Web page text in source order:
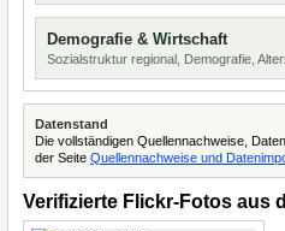
Demografie & Wirtschaft
Sozialstruktur regional, Demografie,
Datenstand
Die vollständigen Quellennachweise,
der Seite Quellennachweise und
Verifizierte Flickr-Fotos aus